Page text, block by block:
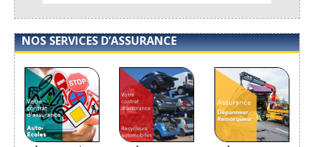
NOS SERVICES D’ASSURANCE